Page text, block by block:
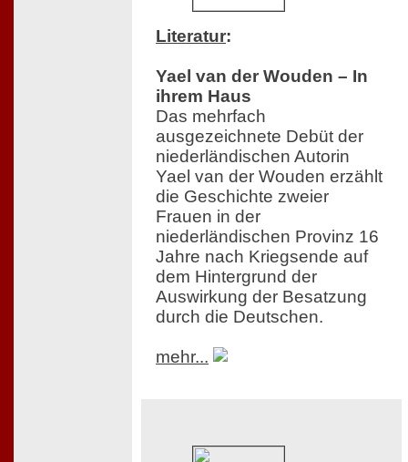
Literatur:
Yael van der Wouden – In
ihrem Haus
Das mehrfach
ausgezeichnete Debüt der
niederländischen Autorin
Yael van der Wouden erzählt
die Geschichte zweier
Frauen in der
niederländischen Provinz 16
Jahre nach Kriegsende auf
dem Hintergrund der
Auswirkung der Besatzung
durch die Deutschen.
mehr...